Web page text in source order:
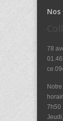
Nos
78
7h50